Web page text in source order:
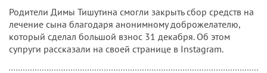
Родители Димы Тишутина смогли закрыть сбор средств на
лечение сына благодаря анонимному доброжелателю,
который сделал большой взнос 31 декабря. Об этом
супруги рассказали на своей странице в Instagram.